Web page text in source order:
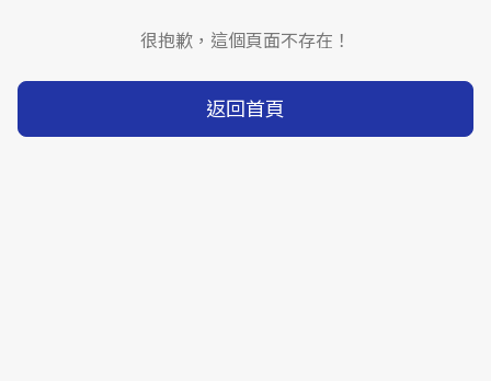
很抱歉，這個頁面不存在！
返回首頁